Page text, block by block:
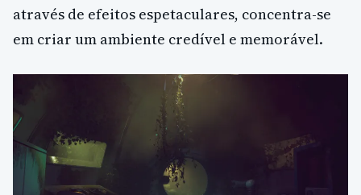
através de efeitos espetaculares, concentra-se
em criar um ambiente credível e memorável.